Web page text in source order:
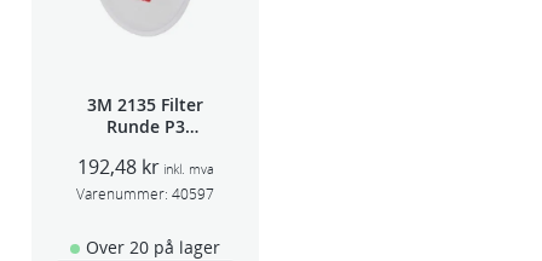
3M 2135 Filter
Runde P3
192,48 kr inkl. mva
Varenummer: 40597
Over 20 på lager